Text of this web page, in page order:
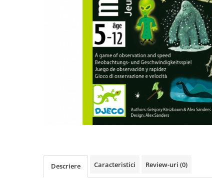
Descriere Caracteristici Review-uri (0)